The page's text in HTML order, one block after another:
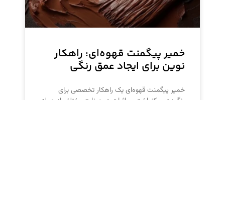
خمیر پیگمنت قهوه‌ای: راهکار
نوین برای ایجاد عمق رنگی
خمیر پیگمنت قهوه‌ای یک راهکار تخصصی برای
رنگ‌دهی یکنواخت و باثبات در صنایع مختلف از جمله